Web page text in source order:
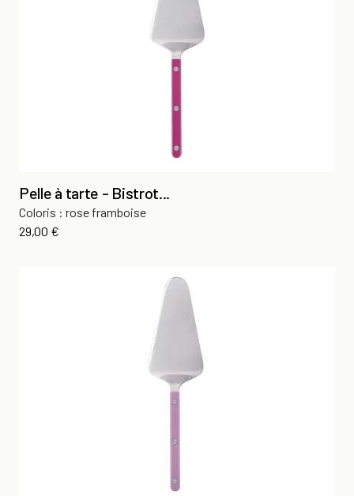
Pelle à tarte - Bistrot...
Coloris : rose framboise
Prix
29,00 €